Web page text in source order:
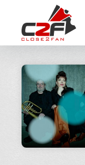
Inhalt
to
fan
&
VIP
ticketing